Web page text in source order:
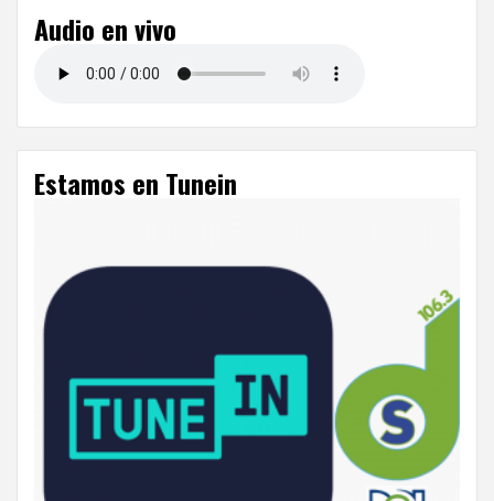
Audio en vivo
Estamos en Tunein